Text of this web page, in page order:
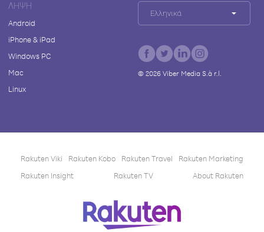
ΛΉΨΗ
Android
iPhone & iPad
Windows PC
Mac
Linux
Ελληνικά
© 2026Viber Media S.à r.l.
Rakuten Viki Rakuten Kobo Rakuten Travel
Rakuten Marketing
Rakuten Insight
Rakuten TV About Rakuten